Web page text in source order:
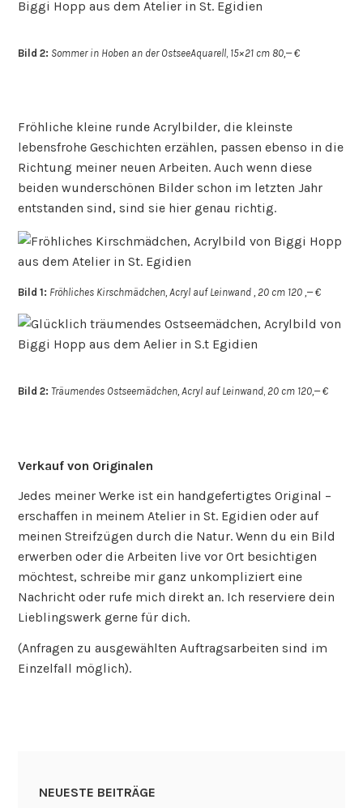
Bild 2: Sommer in Hoben an der OstseeAquarell, 15×21 cm 80,— €
Fröhliche kleine runde Acrylbilder, die kleinste
lebensfrohe Geschichten erzählen, passen ebenso in die
Richtung meiner neuen Arbeiten. Auch wenn diese
beiden wunderschönen Bilder schon im letzten Jahr
entstanden sind, sind sie hier genau richtig.
Bild 1: Fröhliches Kirschmädchen, Acryl auf Leinwand , 20 cm 120 ,— €
Bild 2: Träumendes Ostseemädchen, Acryl auf Leinwand,20 cm 120,— €
Verkauf von Originalen
Jedes meiner Werke ist ein handgefertigtes Original –
erschaffen in meinem Atelier in St. Egidien oder auf
meinen Streifzügen durch die Natur. Wenn du ein Bild
erwerben oder die Arbeiten live vor Ort besichtigen
möchtest, schreibe mir ganz unkompliziert eine
Nachricht oder rufe mich direkt an. Ich reserviere dein
Lieblingswerk gerne für dich.
(Anfragen zu ausgewählten Auftragsarbeiten sind im
Einzelfall möglich).
NEUESTE BEITRÄGE